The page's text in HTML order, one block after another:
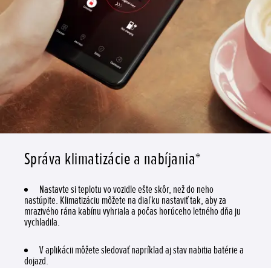
Správa klimatizácie a nabíjania*
Nastavte si teplotu vo vozidle ešte skôr, než do neho
nastúpite. Klimatizáciu môžete na diaľku nastaviť tak, aby za
mrazivého rána kabínu vyhriala a počas horúceho letného dňa ju
vychladila.
V aplikácii môžete sledovať napríklad aj stav nabitia batérie a
dojazd.